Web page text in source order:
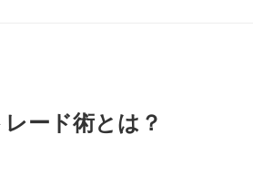
ード術とは？